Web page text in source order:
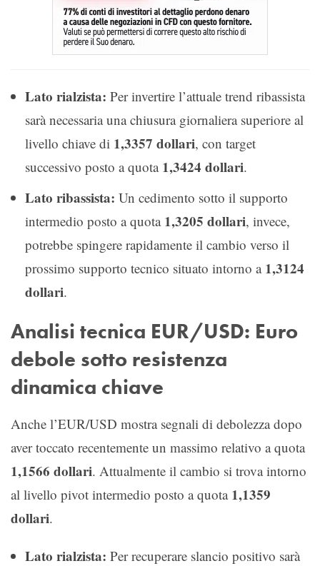
Lato rialzista: Per invertire l’attuale trend ribassista
sarà necessaria una chiusura giornaliera superiore al
livello chiave di 1,3357 dollari, con target
successivo posto a quota 1,3424 dollari.
Lato ribassista: Un cedimento sotto il supporto
intermedio posto a quota 1,3205 dollari, invece,
potrebbe spingere rapidamente il cambio verso il
prossimo supporto tecnico situato intorno a 1,3124
dollari.
Analisi tecnica EUR/USD: Euro
debole sotto resistenza
dinamica chiave
Anche l’EUR/USD mostra segnali di debolezza dopo
aver toccato recentemente un massimo relativo a quota
1,1566 dollari. Attualmente il cambio si trova intorno
al livello pivot intermedio posto a quota 1,1359
dollari.
Lato rialzista: Per recuperare slancio positivo sarà